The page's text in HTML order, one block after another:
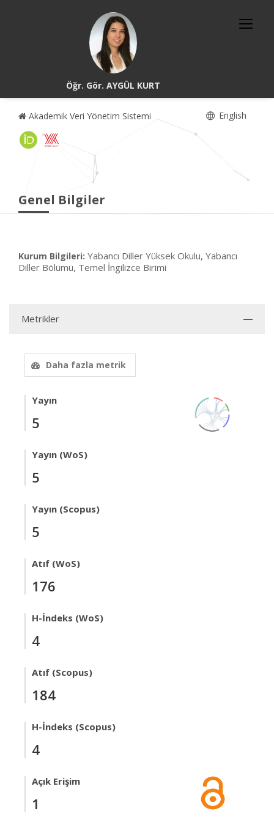
Öğr. Gör. AYGÜL KURT
Akademik Veri Yönetim Sistemi English
Genel Bilgiler
Kurum Bilgileri: Yabancı Diller Yüksek Okulu, Yabancı
Diller Bölümü, Temel İngilizce Birimi
Metrikler
Daha fazla metrik
Yayın
5
Yayın (WoS)
5
Yayın (Scopus)
5
Atıf (WoS)
176
H-İndeks (WoS)
4
Atıf (Scopus)
184
H-İndeks (Scopus)
4
Açık Erişim
1